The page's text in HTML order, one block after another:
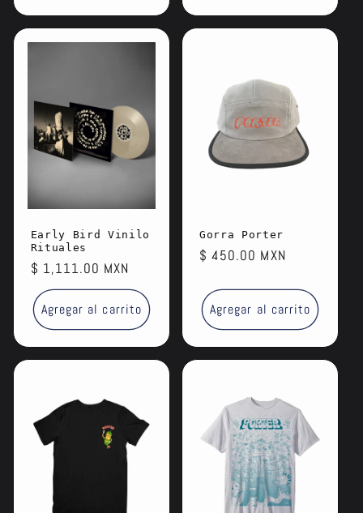
Early Bird Vinilo
Rituales
Precio
habitual
$ 1,111.00 MXN
Agregar al carrito
Gorra Porter
Precio
$ 450.00 MXN
Agregar al carrito